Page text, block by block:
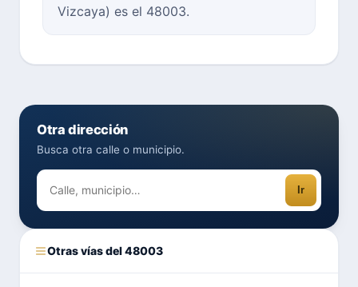
Vizcaya) es el 48003.
Otra dirección
Busca otra calle o municipio.
Ir
Otras vías del 48003